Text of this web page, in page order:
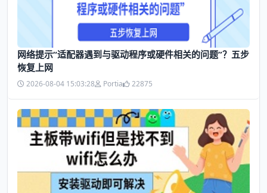
网络提示“适配器遇到与驱动程序或硬件相关的问题”？五步
恢复上网
2026-08-04 15:03:28 Portia 22875